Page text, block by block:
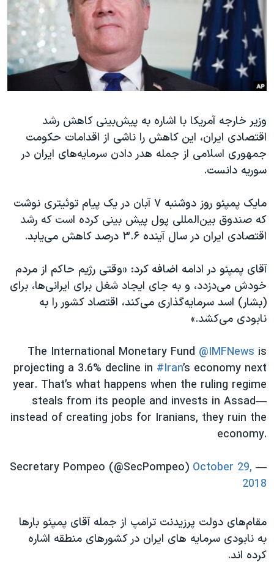
فرهنگ و زندگی
حقوق شهروندی
اقتصادی
علم و فناوری
گالری عکس
آرشیو پخش زنده
مستندها
انتخابات ریاست جمهوری آمریکا ۲۰۲۴
حمله جمهوری اسلامی به اسرائیل
رمز مهسا
اعتراضات زن، زندگی، آزادی
مجموعه مستندهای دادخواهی
تریبونال مردمی آبان ۹۸
چهل سال گروگان‌گیری
قانون شفافیت دارائی کادر رهبری ایران
اسرائیل در جنگ
نرگس محمدی برنده جایزه نوبل صلح
همایش محافظه‌کاران آمریکا «سی‌پک»
سفر پرزیدنت ترامپ به چین
دنبال کنید
زبانهای مختلف
وزیر خارجه آمریکا با اشاره به پیش‌بینی کاهش رشد
اقتصادی ایران، این کاهش را ناشی از اقدامات حکومت
جمهوری اسلامی از جمله هدر دادن سرمایه‌های ایران در
سوریه دانست.
مایک پمپئو روز دوشنبه ۷ آبان در یک پیام توئیتری نوشت
که صندوق بین‌المللی پول پیش بینی کرده است که رشد
اقتصادی ایران در سال آینده ۳.۶ درصد کاهش می‌یابد.
آقای پمپئو در ادامه اضافه کرد: «وقتی رژیم حاکم از مردم
خودش می‌دزدد، و به جای ایجاد شغل برای ایرانی‌ها، برای
(بشار) اسد سرمایه‌گذاری می‌کند، اقتصاد کشور را به
نابودی می‌کشد.»
The International Monetary Fund @IMFNews is
projecting a 3.6% decline in #Iran’s economy next
year. That’s what happens when the ruling regime
steals from its people and invests in Assad—
instead of creating jobs for Iranians, they ruin the
economy.
— Secretary Pompeo (@SecPompeo)
October 29,
2018
مقام‌های دولت پرزیدنت ترامپ از جمله آقای پمپئو بارها
به نابودی سرمایه های ایران در کشورهای منطقه اشاره
کرده اند.